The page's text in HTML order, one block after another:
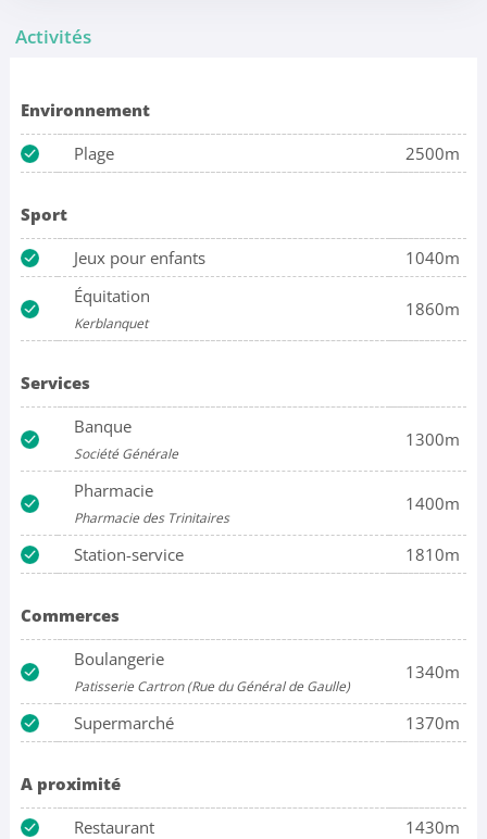
Activités
Environnement
Plage
2500m
Sport
Jeux pour enfants
1040m
Équitation
Kerblanquet
1860m
Services
Banque
Société Générale
1300m
Pharmacie
Pharmacie des Trinitaires
1400m
Station-service 1810m
Commerces
Boulangerie
Patisserie Cartron (Rue du Général de Gaulle)
1340m
Supermarché 1370m
A proximité
Restaurant
1430m